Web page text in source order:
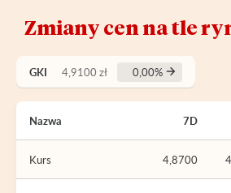
Zmiany cen na tle
GKI 4,9100 zł 0,00%
Nazwa 7D
Kurs 4,8700